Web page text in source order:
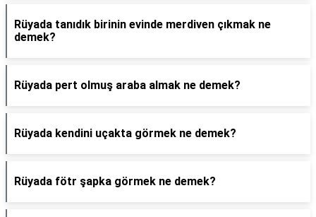
Rüyada tanıdık birinin evinde merdiven çıkmak ne
demek?
Rüyada pert olmuş araba almak ne demek?
Rüyada kendini uçakta görmek ne demek?
Rüyada fötr şapka görmek ne demek?